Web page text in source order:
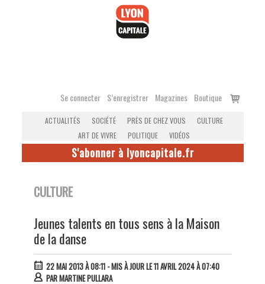
Se connecter S’enregistrer Magazines Boutique
Voir
ACTUALITÉS SOCIÉTÉ PRÈS DE CHEZ VOUS
CULTURE
ART DE VIVRE
POLITIQUE VIDÉOS
S'abonner à lyoncapitale.fr
CULTURE
Jeunes talents en tous sens à la Maison
de la danse
22 MAI 2013 À 08:11- MIS À JOUR LE 11 AVRIL 2024 À 07:40
PARMARTINE PULLARA